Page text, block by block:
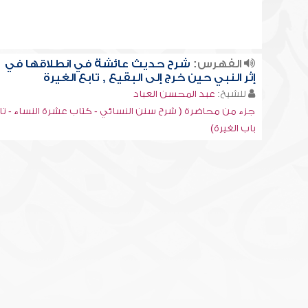
الفهرس: شرح حديث عائشة في انطلاقها في
إثر النبي حين خرج إلى البقيع , تابع الغيرة
للشيخ: عبد المحسن العباد
جزء من محاضرة ( شرح سنن النسائي - كتاب عشرة النساء -
باب الغيرة)